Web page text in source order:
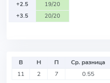
+2.5
19/20
+3.5
20/20
В Н П Ср. разница
11
2 7 0.55